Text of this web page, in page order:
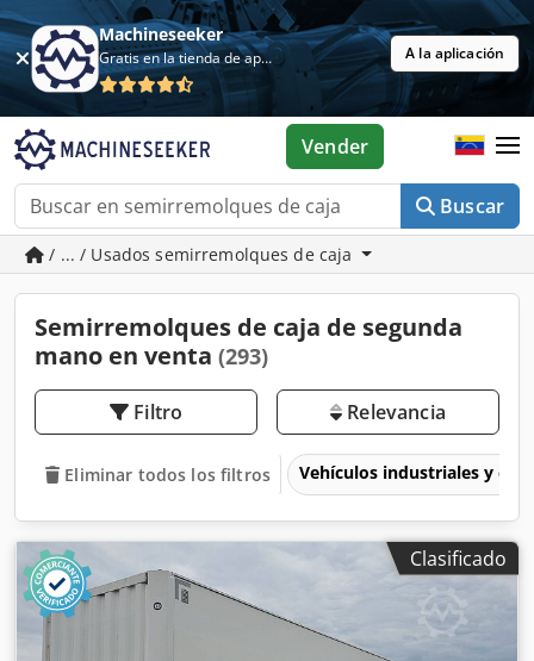
Machineseeker
Gratis en la tienda de aplicaciones A la aplicación
Buscar
Vender
/ ... / Usados semirremolques de caja
Semirremolques de caja de segunda
mano en venta (293)
Filtro Relevancia
Eliminar todos los filtros Vehículos industriales y
Clasificado